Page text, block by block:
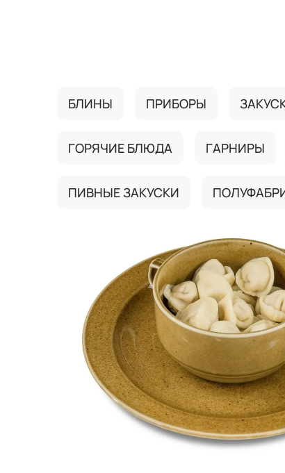
БЛИНЫ ПРИБОРЫ
ГОРЯЧИЕ БЛЮДА ГАРНИРЫ
ПИВНЫЕ ЗАКУСКИ